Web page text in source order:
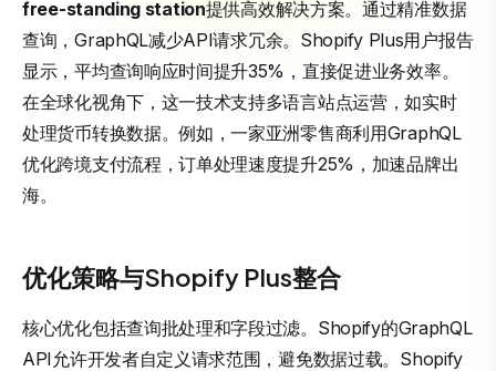
free-standing station提供高效解决方案。通过精准数据
查询，GraphQL减少API请求冗余。Shopify Plus用户报告
显示，平均查询响应时间提升35%，直接促进业务效率。
在全球化视角下，这一技术支持多语言站点运营，如实时
处理货币转换数据。例如，一家亚洲零售商利用GraphQL
优化跨境支付流程，订单处理速度提升25%，加速品牌出
海。
优化策略与Shopify Plus整合
核心优化包括查询批处理和字段过滤。Shopify的GraphQL
API允许开发者自定义请求范围，避免数据过载。Shopify